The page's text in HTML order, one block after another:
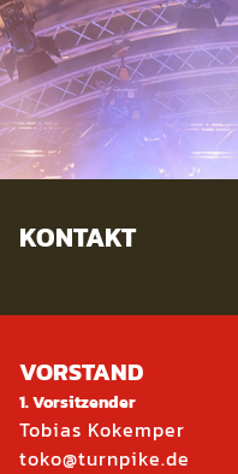
KONTAKT
VORSTAND
1. Vorsitzender
Tobias Kokemper
toko@turnpike.de